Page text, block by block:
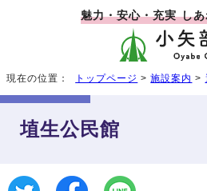
魅力・安心・充実 し
現在の位置： トップページ >施設案内 >
埴生公民館